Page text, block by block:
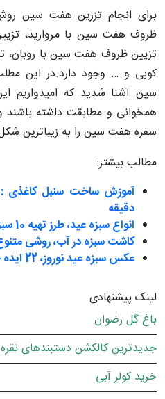
برای انجام تززین هفت سین
ظروف هفت سین با مروارید،
تزیین ظروف هفت سین با
کوبی و … وجود دارد.در این
سین آشنا شدید که امیدواریم
همخوانی و مطابقت داشته باشند و
سفره هفت سین را به زیباترین
مطالب بیشتر:
دقیقه
انواع سبزه عید، طرز تهیه 10 سبزه محبوب نوروزی!
کاشت سبزه در آب، روشی
عکس سبزه عید نوروز، 22 ایده جذاب برای سال جدید!
لینک پیشنهادی
باغ گل رضوان
جدیدترین کالکشن دستبندهای نقره
خرید کولر آبی